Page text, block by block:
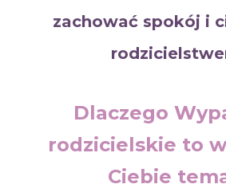
zachować spokój i
Dlaczego
rodzicielskie to
Ciebie